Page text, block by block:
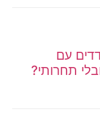
עם
תחרותי?